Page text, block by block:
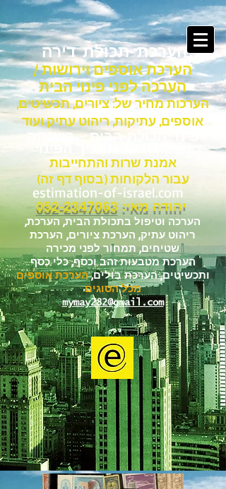
הערכת תכולת דירה
הערכת אוספים וירושות /
הערכה לפני פינוי הבית
הערכות מחיר של: ציורים, תכשיטים,
אוספים, עתיקות, ריהוט עתיק ועוד
פינוי תכולת הבית - השגחה
אמנת שרות והתחייבות
עבור הלקוחות (בסוף דף זה)
estimation-of-israel.com
052-2347063
,הערכה וטיפול בתכולת הבית, הערכת
ריהוט עתיק, הערכת ציורים, הערכת
שטיחים, תמחור לפני מכירה
הערכת מטבעות זהב וכסף, כלי כסף
ותכשיטים, הערכת בולים,הערכת אוספים
מכל הסוגים
mymay282@gmail.com